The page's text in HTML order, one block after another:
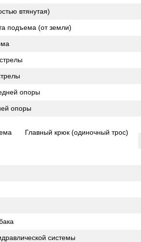
втянутая)
подъема (от земли)
опоры
опоры
Главный крюк (одиночный трос)
системы